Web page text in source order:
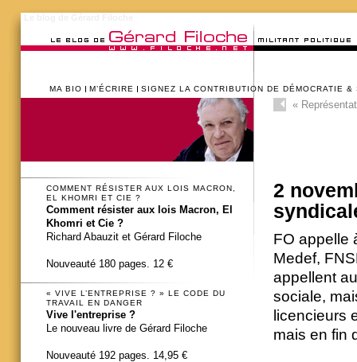
MA BIO M’ÉCRIRE SIGNEZ LA CONTRIBUTION DE DÉMOCRATIE &
«
2
FO appelle
Medef,
appellent
sociale,
licencieurs
mais en fin
COMMENT RÉSISTER AUX LOIS MACRON,
EL KHOMRI ET CIE ?
Comment résister aux lois Macron, El
Khomri et Cie ?
Richard Abauzit et Gérard Filoche
Nouveauté 180 pages. 12 €
« VIVE L’ENTREPRISE ? » LE CODE DU
TRAVAIL EN DANGER
Vive l'entreprise ?
Le nouveau livre de Gérard Filoche
Nouveauté 192 pages. 14,95 €